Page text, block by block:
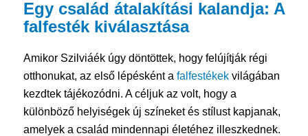
Egy család átalakítási kalandja: A
falfestékkiválasztása
Amikor Szilviáék úgy döntöttek, hogy felújítják régi
otthonukat, az első lépésként a falfestékekvilágában
kezdtek tájékozódni. A céljuk az volt, hogy a
különböző helyiségek új színeket és stílust kapjanak,
amelyek a család mindennapi életéhez illeszkednek.